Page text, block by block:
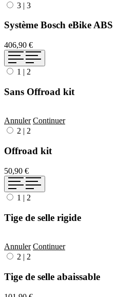
3 | 3
Système Bosch eBike ABS
406,90 €
1 | 2
Sans Offroad kit
Annuler Continuer
2 | 2
Offroad kit
50,90 €
1 | 2
Tige de selle rigide
Annuler Continuer
2 | 2
Tige de selle abaissable